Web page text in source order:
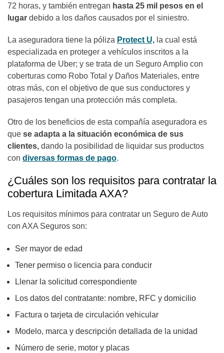
72 horas, y también entregan hasta 25 mil pesos en el
lugar debido a los daños causados por el siniestro.
La aseguradora tiene la póliza Protect U, la cual está
especializada en proteger a vehículos inscritos a la
plataforma de Uber; y se trata de un Seguro Amplio con
coberturas como Robo Total y Daños Materiales, entre
otras más, con el objetivo de que sus conductores y
pasajeros tengan una protección más completa.
Otro de los beneficios de esta compañía aseguradora es
que se adapta a la situación económica de sus
clientes, dando la posibilidad de liquidar sus productos
con diversas formas de pago.
¿Cuáles son los requisitos para contratar la
cobertura Limitada AXA?
Los requisitos mínimos para contratar un Seguro de Auto
con AXA Seguros son:
Ser mayor de edad
Tener permiso o licencia para conducir
Llenar la solicitud correspondiente
Los datos del contratante: nombre, RFC y domicilio
Factura o tarjeta de circulación vehicular
Modelo, marca y descripción detallada de la unidad
Número de serie, motor y placas